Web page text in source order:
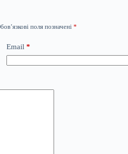
поля позначені *
Email *